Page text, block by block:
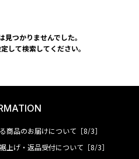
つかりませんでした。
して検索してください。
商品のお届けについて［8/3］
上げ・返品受付について［8/3］